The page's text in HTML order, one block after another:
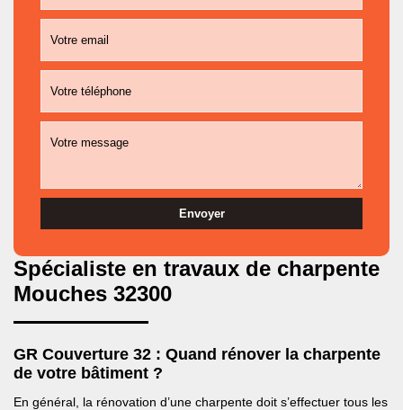
Spécialiste en travaux de charpente
Mouches 32300
GR Couverture 32 : Quand rénover la charpente
de votre bâtiment ?
En général, la rénovation d’une charpente doit s’effectuer tous les